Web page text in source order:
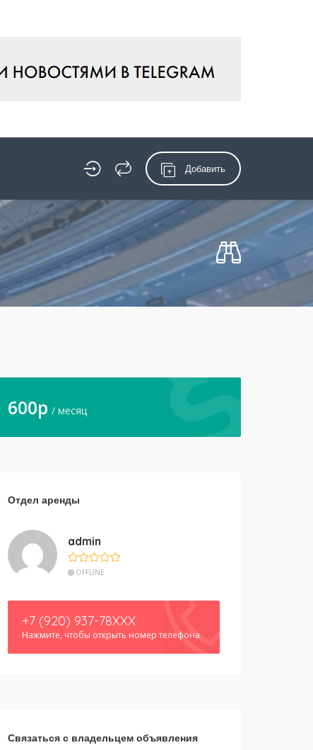
Добавить
600p / месяц
Отдел аренды
admin
OFFLINE
+7 (920) 937-78XXX
Нажмите, чтобы открыть номер телефона
Связаться с владельцем объявления